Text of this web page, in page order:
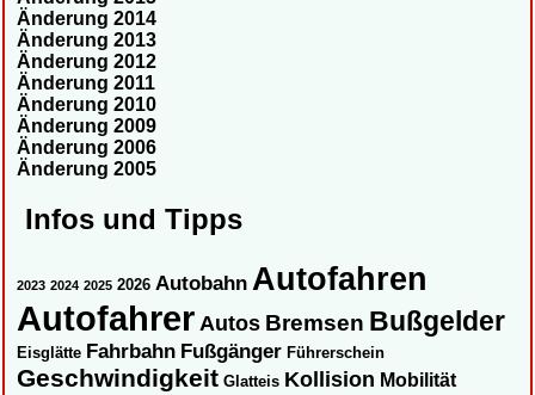
Änderung 2014
Änderung 2013
Änderung 2012
Änderung 2011
Änderung 2010
Änderung 2009
Änderung 2006
Änderung 2005
Infos und Tipps
2023 2024 2025 2026 Autobahn Autofahren
AutofahrerAutos Bremsen Bußgelder
Eisglätte Fahrbahn Fußgänger Führerschein
Geschwindigkeit Glatteis Kollision Mobilität